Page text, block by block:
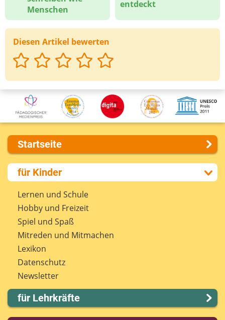
Menschen
entdeckt
Diesen Artikel bewerten
Startseite
Über uns
Presse
Kontakt
Impressum
Internet-ABC Sitemap
Barrierefreiheit
Länderprojekte
für Kinder
Lernen und Schule
Hobby und Freizeit
Spiel und Spaß
Mitreden und Mitmachen
Lexikon
Datenschutz
Newsletter
für Lehrkräfte